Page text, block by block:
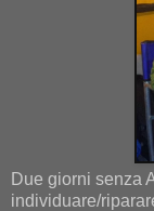
Due giorni senza
individuare/